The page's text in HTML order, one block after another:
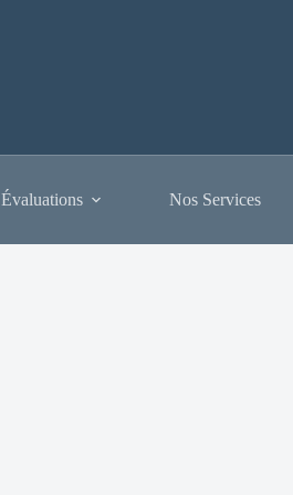
Évaluations Nos Services